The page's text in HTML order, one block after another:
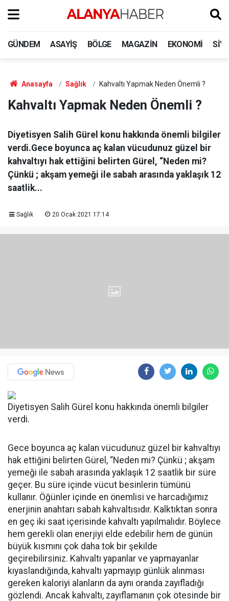
GÜNDEM ASAYIŞ BÖLGE MAGAZIN EKONOMI
Anasayfa Sağlık Kahvaltı Yapmak Neden Önemli ?
Kahvaltı Yapmak Neden Önemli ?
Diyetisyen Salih Gürel konu hakkında önemli bilgiler
verdi.Gece boyunca aç kalan vücudunuz güzel bir
kahvaltıyı hak ettiğini belirten Gürel, “Neden mi?
Çünkü ; akşam yemeği ile sabah arasında yaklaşık 12
saatlik...
Sağlık 20 Ocak 2021 17:14
Diyetisyen Salih Gürel konu hakkında önemli bilgiler
verdi.
Gece boyunca aç kalan vücudunuz güzel bir kahvaltıyı
hak ettiğini belirten Gürel, “Neden mi? Çünkü ; akşam
yemeği ile sabah arasında yaklaşık 12 saatlik bir süre
geçer. Bu süre içinde vücut besinlerin tümünü
kullanır. Öğünler içinde en önemlisi ve harcadığımız
enerjinin anahtarı sabah kahvaltısıdır. Kalktıktan sonra
en geç iki saat içerisinde kahvaltı yapılmalıdır. Böylece
hem gerekli olan enerjiyi elde edebilir hem de günün
büyük kısmını çok daha tok bir şekilde
geçirebilirsiniz. Kahvaltı yapanlar ve yapmayanlar
kıyaslandığında, kahvaltı yapmayıp günlük alınması
gereken kaloriyi alanların da aynı oranda zayıfladığı
gözlendi. Ancak kahvaltı, zayıflamanın çok ötesinde bir